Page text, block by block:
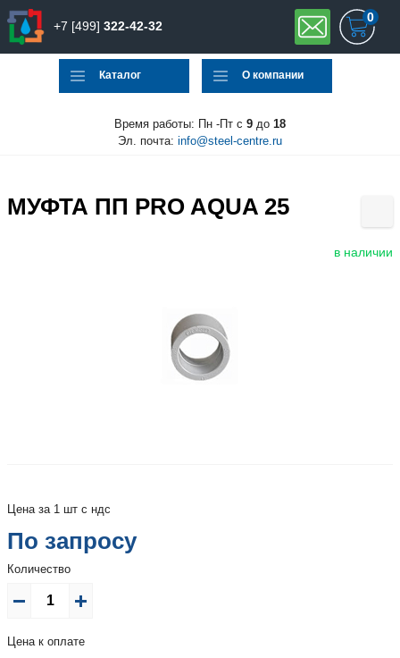
+7 [499] 322-42-32
0
Каталог О компании
Время работы: Пн -Пт с 9 до 18
Эл. почта: info@steel-centre.ru
МУФТА ПП PRO AQUA 25
в наличии
Цена за 1 шт с ндс
По запросу
Количество
Цена к оплате